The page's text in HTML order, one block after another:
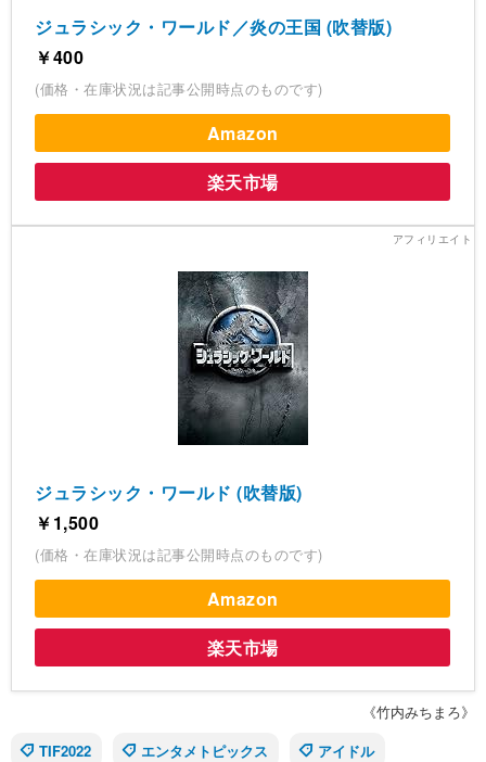
ジュラシック・ワールド／炎の王国 (吹替版)
￥400
(価格・在庫状況は記事公開時点のものです)
Amazon
楽天市場
ジュラシック・ワールド (吹替版)
￥1,500
(価格・在庫状況は記事公開時点のものです)
Amazon
楽天市場
《竹内みちまろ》
TIF2022
エンタメトピックス アイドル